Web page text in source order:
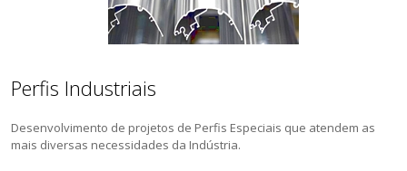
Perfis Industriais
Desenvolvimento de projetos de Perfis Especiais que atendem as
mais diversas necessidades da Indústria.